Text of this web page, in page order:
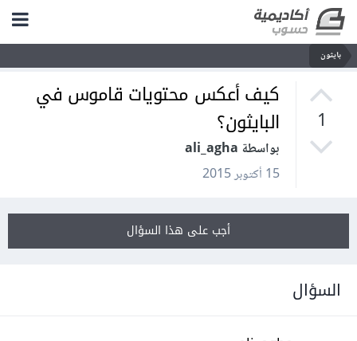
بايثون
1
كيف أعكس محتويات قاموس في
البايثون؟
بواسطة ali_agha
15 أكتوبر 2015
أجب على هذا السؤال
السؤال